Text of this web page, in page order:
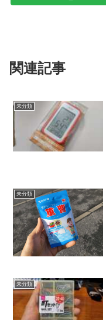
関連記事
未分類
未分類
未分類